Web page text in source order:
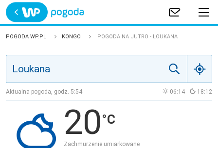
Trwa ładowanie
POLSKA
JAKOŚĆ POWIETRZA
POGODA WP.PL KONGO POGODA NA JUTRO - LOUKANA
Aktualna pogoda, godz. 5:54 06:14 18:12
20
Zachmurzenie umiarkowane